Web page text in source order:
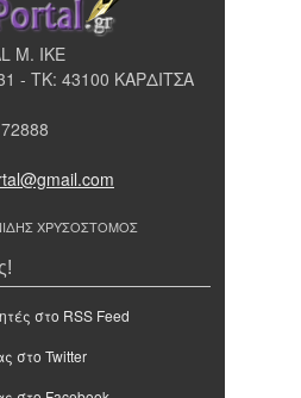
Μ. ΙΚΕ
- ΤΚ: 43100 ΚΑΡΔΙΤΣΑ
ΧΡΥΣΟΣΤΟΜΟΣ
στο RSS Feed
στο Twitter